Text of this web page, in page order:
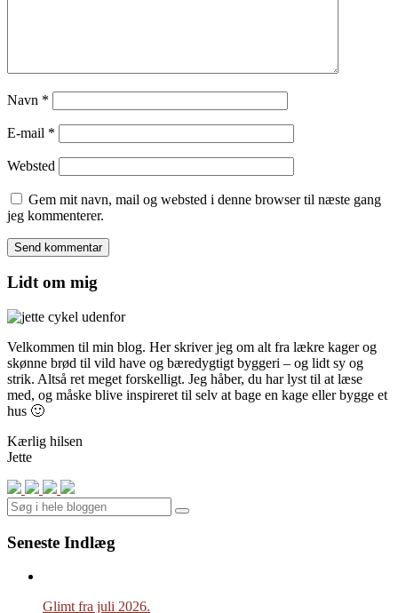
Navn *
E-mail *
Websted
Gem mit navn, mail og websted i denne browser til næste gang
jeg kommenterer.
Lidt om mig
Velkommen til min blog. Her skriver jeg om alt fra lækre kager og
skønne brød til vild have og bæredygtigt byggeri – og lidt sy og
strik. Altså ret meget forskelligt. Jeg håber, du har lyst til at læse
med, og måske blive inspireret til selv at bage en kage eller bygge et
hus 🙂
Kærlig hilsen
Jette
Search
Seneste Indlæg
Glimt fra juli 2026.